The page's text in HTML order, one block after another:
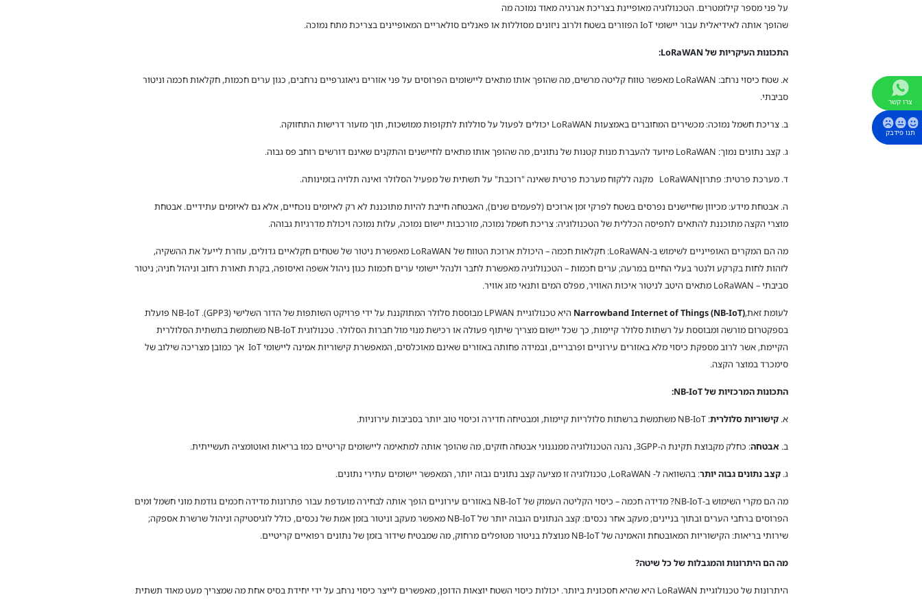
צרו קשר
תנו פידבק
על פני מספר קילומטרים. הטכנולוגיה מאופיינת בצריכת אנרגיה מאוד נמוכה מה
שהופך אותה לאידיאלית עבור יישומי IoT הפזורים בשטח ולרוב ניזונים מסוללות או פאנלים סולאריים המאופיינים בצריכת מתח נמוכה.
התכונות העיקריות של LoRaWAN
:
א. שטח כיסוי נרחב: LoRaWAN מאפשר טווח קליטה מרשים, מה שהופך אותו מתאים ליישומים הפרוסים על פני אזורים גיאוגרפיים נרחבים, כגון ערים חכמות, חקלאות חכמה וניטור
סביבתי.
ב. צריכת חשמל נמוכה: מכשירים המחוברים באמצעות LoRaWAN יכולים לפעול על סוללות לתקופות ממושכות, תוך מזעור דרישות התחזוקה.
ג. קצב נתונים נמוך: LoRaWAN מיועד להעברת מנות קטנות של נתונים, מה שהופך אותו מתאים לחיישנים והתקנים שאינם דורשים רוחב פס גבוה.
ד. מערכת פרטית: פתרוןLoRaWAN מקנה ללקוח מערכת פרטית שאינה "רוכבת" על תשתית של מפעיל הסלולר ואינה תלויה בזמינותה.
ה. אבטחת מידע: מכיוון שחיישנים נפרסים בשטח לפרקי זמן ארוכים (לפעמים שנים), האבטחה חייבת להיות מתוכננת לא רק לאיומים נוכחיים, אלא גם לאיומים עתידיים. אבטחת
מוצרי הקצה מתוכננת להתאים לתפיסה הכללית של הטכנולוגיה: צריכת חשמל נמוכה, מורכבות יישום נמוכה, עלות נמוכה ויכולת מדרגיות גבוהה.
מה הם המקרים האופייניים לשימוש ב-LoRaWAN: חקלאות חכמה – היכולת ארוכת הטווח של LoRaWAN מאפשרת ניטור של שטחים חקלאיים גדולים, עוזרת לייעל את ההשקיה,
לזהות לחות בקרקע ולנטר בעלי החיים במרעה; ערים חכמות – הטכנולוגיה מאפשרת לחבר ולנהל יישומי ערים חכמות כגון ניהול אשפה ואיסופה, בקרת תאורת רחוב וניהול חניה; ניטור
סביבתי – LoRaWAN מתאים היטב לניטור איכות האוויר, מפלס המים ותנאי מזג אוויר.
לעומת זאת,Narrowband Internet of Things (NB-IoT)
היא טכנולוגיית LPWAN מבוססת סלולר המתוקננת על ידי פרויקט השותפות של הדור השלישי (GPP3). NB-IoT פועלת
בספקטרום מורשה ומבוססת על רשתות סלולר קיימות, כך שכל יישום מצריך שיתוף פעולה או רכישת מנוי מול חברות הסלולר. טכנולוגית NB-IoT משתמשת בתשתית הסלולרית
הקיימת, אשר לרוב מספקת כיסוי מלא באזורים עירוניים ופרבריים, ובמידה פחותה באזורים שאינם מאוכלסים, המאפשרת קישוריות אמינה ליישומי IoT אך כמובן מצריכה שילוב של
סימכרד במוצר הקצה.
התכונות המרכזיות שלNB-IoT
:
א. קישוריות סלולרית: NB-IoT משתמשת ברשתות סלולריות קיימות, ומבטיחה חדירה וכיסוי טוב יותר בסביבות עירוניות.
ב. אבטחה: כחלק מקבוצת תקינת ה-3GPP, נהנה הטכנולוגיה ממנגנוני אבטחה חזקים, מה שהופך אותה למתאימה ליישומים קריטיים כמו בריאות ואוטומציה תעשייתית.
ג. קצב נתונים גבוה יותר: בהשוואה ל- LoRaWAN, טכנולוגיה זו מציעה קצב נתונים גבוה יותר, המאפשר יישומים עתירי נתונים.
מה הם מקרי השימוש ב-NB-IoT? מדידה חכמה – כיסוי הקליטה העמוק של NB-IoT באזורים עירוניים הופך אותה לבחירה מועדפת עבור פתרונות מדידה חכמים גודמת מוני חשמל ומים
הפרוסים ברחבי הערים ובתוך בניינים; מעקב אחר נכסים: קצב הנתונים הגבוה יותר של NB-IoT מאפשר מעקב וניטור בזמן אמת של נכסים, כולל לוגיסטיקה וניהול שרשרת אספקה;
שירותי בריאות: הקישוריות המאובטחת והאמינה של NB-IoT מנוצלת בניטור מטופלים מרחוק, מה שמבטיח שידור בזמן של נתונים רפואיים קריטיים.
מה הם היתרונות והמגבלות של כל שיטה?
היתרונות של טכנולוגיית LoRaWAN היא שהיא חסכונית ביותר. יכולות כיסוי השטח יוצאות הדופן, מאפשרים לייצר כיסוי נרחב על ידי יחידת בסיס אחת מה שמצריך מעט מאוד תשתית